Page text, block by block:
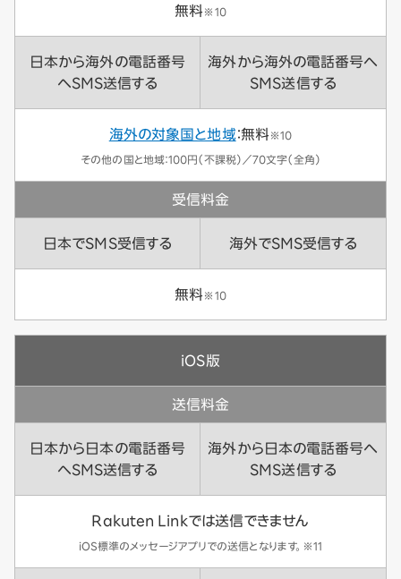
無料 ※10
日本から海外の電話番号
へSMS送信する
海外から海外の電話番号へ
SMS送信する
海外の対象国と地域：無料 ※10
その他の国と地域：100円（不課税）／70文字（全角）
受信料金
日本でSMS受信する 海外でSMS受信する
無料 ※10
iOS版
送信料金
日本から日本の電話番号
へSMS送信する
海外から日本の電話番号へ
SMS送信する
Rakuten Linkでは送信できません
iOS標準のメッセージアプリでの送信となります。※11